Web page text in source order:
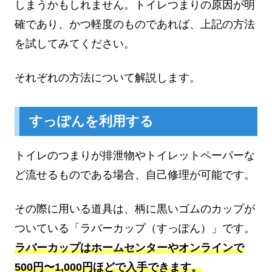
しまうかもしれません。トイレつまりの原因が明
確であり、かつ軽度のものであれば、上記の方法
を試してみてください。
それぞれの方法について解説します。
すっぽんを利用する
トイレのつまりが排泄物やトイレットペーパーな
ど流せるものである場合、自己修理が可能です。
その際に用いる道具は、柄に黒いゴムのカップが
ついている「ラバーカップ（すっぽん）」です。
ラバーカップはホームセンターやオンラインで
500円〜1,000円ほどで入手できます。